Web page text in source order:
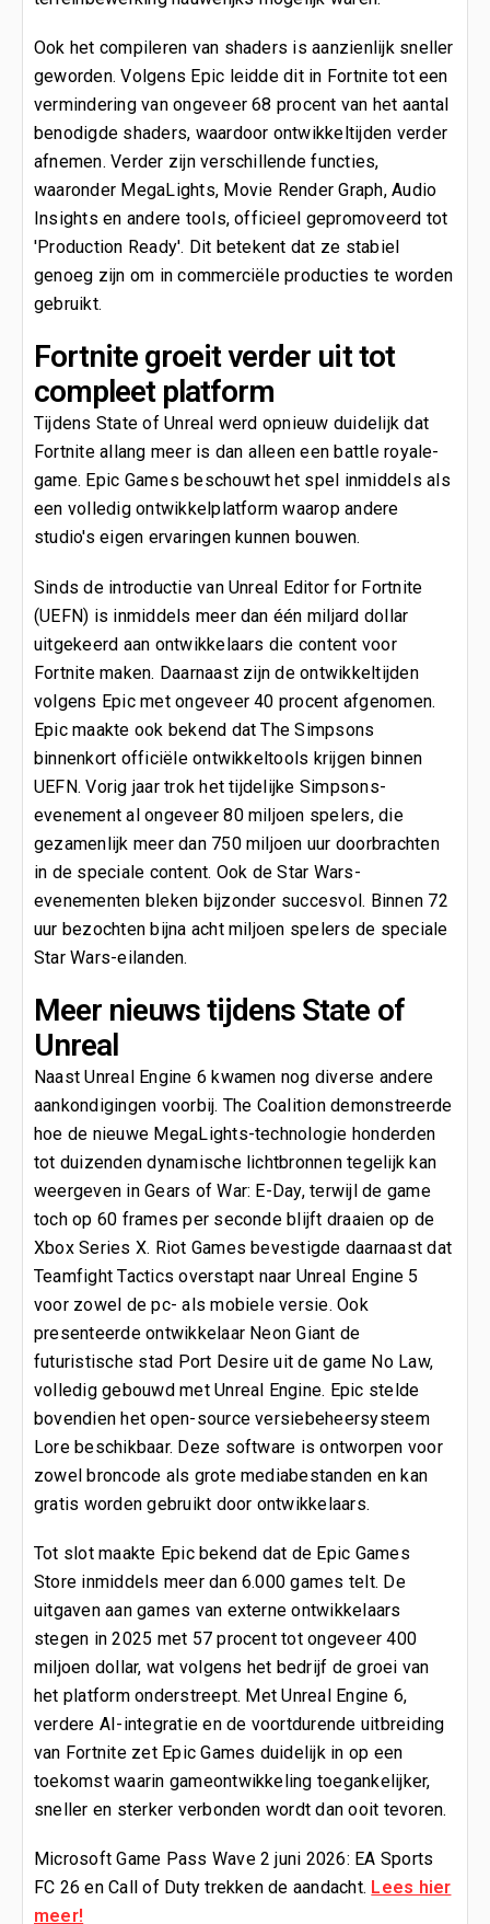
Ook het compileren van shaders is aanzienlijk sneller
geworden. Volgens Epic leidde dit in Fortnite tot een
vermindering van ongeveer 68 procent van het aantal
benodigde shaders, waardoor ontwikkeltijden verder
afnemen. Verder zijn verschillende functies,
waaronder MegaLights, Movie Render Graph, Audio
Insights en andere tools, officieel gepromoveerd tot
'Production Ready'. Dit betekent dat ze stabiel
genoeg zijn om in commerciële producties te worden
gebruikt.
Fortnite groeit verder uit tot
compleet platform
Tijdens State of Unreal werd opnieuw duidelijk dat
Fortnite allang meer is dan alleen een battle royale-
game. Epic Games beschouwt het spel inmiddels als
een volledig ontwikkelplatform waarop andere
studio's eigen ervaringen kunnen bouwen.
Sinds de introductie van Unreal Editor for Fortnite
(UEFN) is inmiddels meer dan één miljard dollar
uitgekeerd aan ontwikkelaars die content voor
Fortnite maken. Daarnaast zijn de ontwikkeltijden
volgens Epic met ongeveer 40 procent afgenomen.
Epic maakte ook bekend dat The Simpsons
binnenkort officiële ontwikkeltools krijgen binnen
UEFN. Vorig jaar trok het tijdelijke Simpsons-
evenement al ongeveer 80 miljoen spelers, die
gezamenlijk meer dan 750 miljoen uur doorbrachten
in de speciale content. Ook de Star Wars-
evenementen bleken bijzonder succesvol. Binnen 72
uur bezochten bijna acht miljoen spelers de speciale
Star Wars-eilanden.
Meer nieuws tijdens State of
Unreal
Naast Unreal Engine 6 kwamen nog diverse andere
aankondigingen voorbij. The Coalition demonstreerde
hoe de nieuwe MegaLights-technologie honderden
tot duizenden dynamische lichtbronnen tegelijk kan
weergeven in Gears of War: E-Day, terwijl de game
toch op 60 frames per seconde blijft draaien op de
Xbox Series X. Riot Games bevestigde daarnaast dat
Teamfight Tactics overstapt naar Unreal Engine 5
voor zowel de pc- als mobiele versie. Ook
presenteerde ontwikkelaar Neon Giant de
futuristische stad Port Desire uit de game No Law,
volledig gebouwd met Unreal Engine. Epic stelde
bovendien het open-source versiebeheersysteem
Lore beschikbaar. Deze software is ontworpen voor
zowel broncode als grote mediabestanden en kan
gratis worden gebruikt door ontwikkelaars.
Tot slot maakte Epic bekend dat de Epic Games
Store inmiddels meer dan 6.000 games telt. De
uitgaven aan games van externe ontwikkelaars
stegen in 2025 met 57 procent tot ongeveer 400
miljoen dollar, wat volgens het bedrijf de groei van
het platform onderstreept. Met Unreal Engine 6,
verdere AI-integratie en de voortdurende uitbreiding
van Fortnite zet Epic Games duidelijk in op een
toekomst waarin gameontwikkeling toegankelijker,
sneller en sterker verbonden wordt dan ooit tevoren.
Microsoft Game Pass Wave 2 juni 2026: EA Sports
FC 26 en Call of Duty trekken de aandacht. Lees hier
meer!